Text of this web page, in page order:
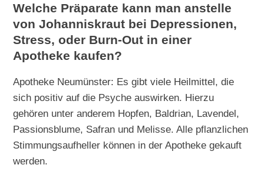
Welche Präparate kann man anstelle
von Johanniskraut bei Depressionen,
Stress, oder Burn-Out in einer
Apotheke kaufen?
Apotheke Neumünster: Es gibt viele Heilmittel, die
sich positiv auf die Psyche auswirken. Hierzu
gehören unter anderem Hopfen, Baldrian, Lavendel,
Passionsblume, Safran und Melisse. Alle pflanzlichen
Stimmungsaufheller können in der Apotheke gekauft
werden.